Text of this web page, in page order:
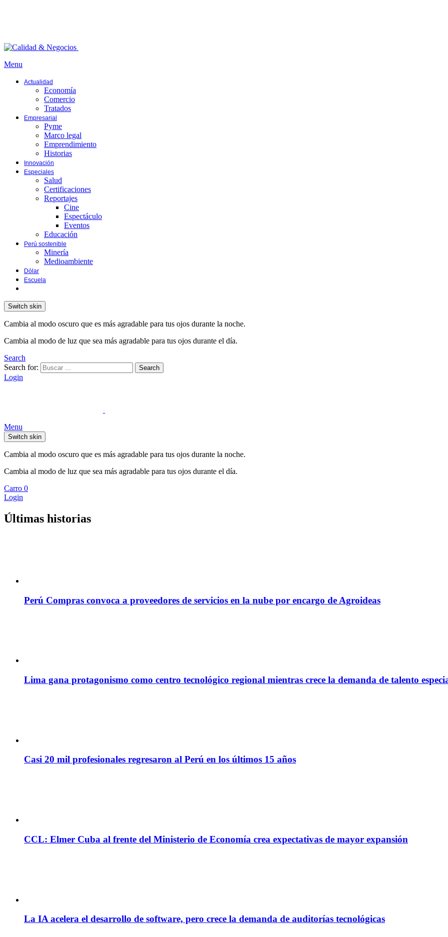
Menu
Actualidad
Economía
Comercio
Tratados
Empresarial
Pyme
Marco legal
Emprendimiento
Historias
Innovación
Especiales
Salud
Certificaciones
Reportajes
Cine
Espectáculo
Eventos
Educación
Perú sostenible
Minería
Medioambiente
Dólar
Escuela
Switch skin
Cambia al modo oscuro que es más agradable para tus ojos durante la noche.
Cambia al modo de luz que sea más agradable para tus ojos durante el día.
Search
Search for:
Search
Login
Menu
Switch skin
Cambia al modo oscuro que es más agradable para tus ojos durante la noche.
Cambia al modo de luz que sea más agradable para tus ojos durante el día.
Carro 0
Login
Últimas historias
Perú Compras convoca a proveedores de servicios en la nube por encargo de Agroideas
Lima gana protagonismo como centro tecnológico regional mientras crece la demanda de talento
Casi 20 mil profesionales regresaron al Perú en los últimos 15 años
CCL: Elmer Cuba al frente del Ministerio de Economía crea expectativas de mayor expansión
La IA acelera el desarrollo de software, pero crece la demanda de auditorías tecnológicas